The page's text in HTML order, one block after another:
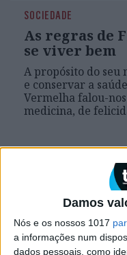
Damos
Nós e os nossos 1017
a informações num
dados pessoais, como
SOCIEDADE
As regras de
se viver bem
A propósito do seu
e conservar a
Vermelha falou-
medicina, de